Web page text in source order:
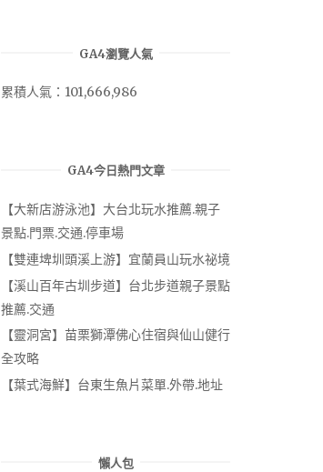
GA4瀏覽人氣
累積人氣：101,666,986
GA4今日熱門文章
【大新店游泳池】大台北玩水推薦.親子
景點.門票.交通.停車場
【雙連埤圳頭溪上游】宜蘭員山玩水祕境
【溪山百年古圳步道】台北步道親子景點
推薦.交通
【靈洞宮】苗栗獅潭佛心住宿與仙山健行
全攻略
【葉式海鮮】台東生魚片菜單.外帶.地址
懶人包